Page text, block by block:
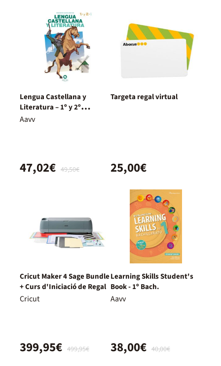
Lengua Castellana y
Literatura – 1º y 2º
Bachillerato – Nuevo
Aavv
49,50€
47,02€
Targeta regal virtual
25,00€
Cricut Maker 4 Sage Bundle
+ Curs d'Iniciació de Regal
Cricut
499,95€
399,95€
Learning Skills Student's
Book - 1º Bach.
Aavv
40,00€
38,00€